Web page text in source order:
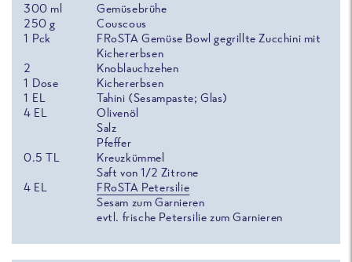
300 ml
Gemüsebrühe
250 g
Couscous
1 Pck
FRoSTA Gemüse Bowl gegrillte Zucchini mit
Kichererbsen
2
Knoblauchzehen
1 Dose
Kichererbsen
1 EL
Tahini (Sesampaste; Glas)
4 EL
Olivenöl
Salz
Pfeffer
0.5 TL
Kreuzkümmel
Saft von 1/2 Zitrone
4 EL
FRoSTA Petersilie
Sesam zum Garnieren
evtl. frische Petersilie zum Garnieren